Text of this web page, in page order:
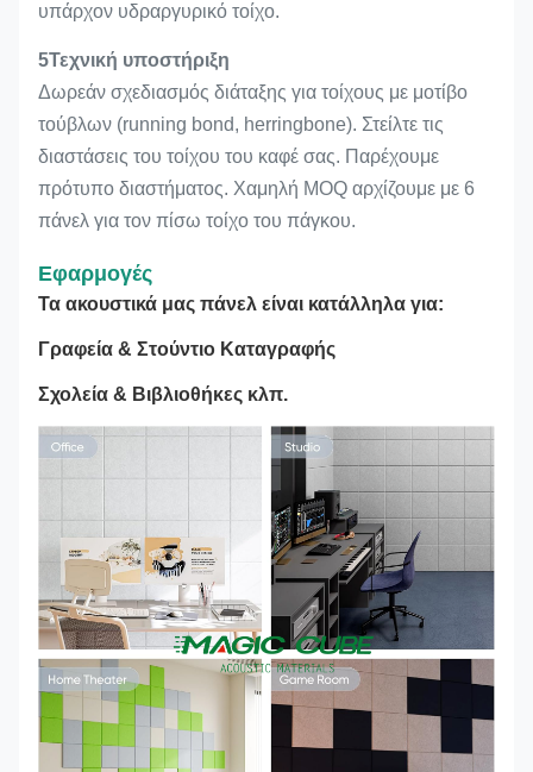
υπάρχον υδραργυρικό τοίχο.
5Τεχνική υποστήριξη
Δωρεάν σχεδιασμός διάταξης για τοίχους με μοτίβο
τούβλων (running bond, herringbone). Στείλτε τις
διαστάσεις του τοίχου του καφέ σας. Παρέχουμε
πρότυπο διαστήματος. Χαμηλή MOQ αρχίζουμε με 6
πάνελ για τον πίσω τοίχο του πάγκου.
Εφαρμογές
Τα ακουστικά μας πάνελ είναι κατάλληλα για:
Γραφεία & Στούντιο Καταγραφής
Σχολεία & Βιβλιοθήκες κλπ.